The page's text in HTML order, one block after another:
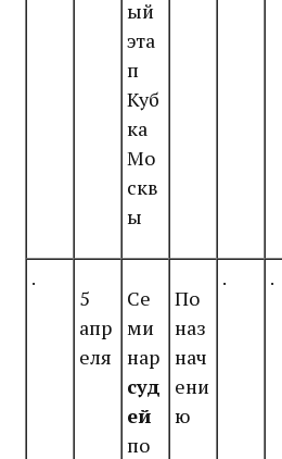
ый
эта
п
Куб
ка
Мо
скв
ы
.
5
апр
еля
Се
ми
нар
суд
ей
по
По
наз
нач
ени
ю
. .